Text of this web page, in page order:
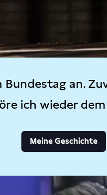
an.
ich wieder
Meine Geschichte